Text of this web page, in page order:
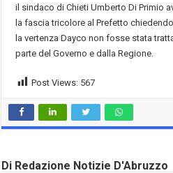
il sindaco di Chieti Umberto Di Primio
la fascia tricolore al Prefetto
la vertenza Dayco non fosse stata
parte del Governo e dalla Regione.
Post Views: 567
Di Redazione Notizie D'Abruzzo